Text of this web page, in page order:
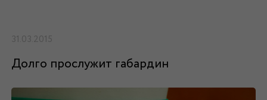
31.03.2015
Долго прослужит габардин